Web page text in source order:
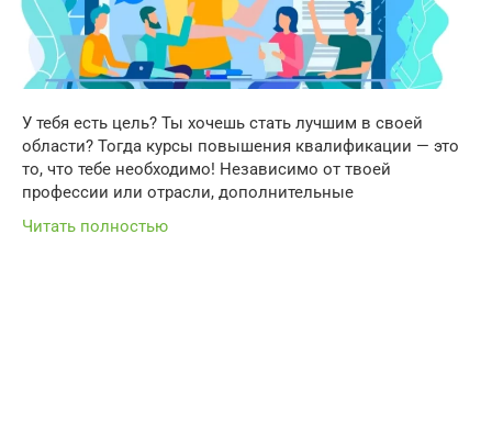
У тебя есть цель? Ты хочешь стать лучшим в своей
области? Тогда курсы повышения квалификации — это
то, что тебе необходимо! Независимо от твоей
профессии или отрасли, дополнительные
Читать полностью